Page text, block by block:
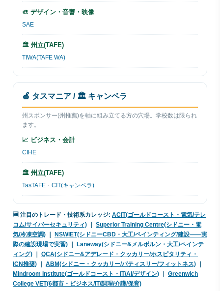
🎨 デザイン・音響・映像
SAE
🏛 州立(TAFE)
TIWA(TAFE WA)
🍎 タスマニア / 🏛 キャンベラ
州スポンサー(州推薦)を軸に組み立てる方の穴場。学校数は限られ
ます。
📈 ビジネス・会計
CIHE
🏛 州立(TAFE)
TasTAFE ・ CIT(キャンベラ)
🆕 注目のトレード・技術系カレッジ: ACIT(ゴールドコースト・電気/テレ
コム/サイバーセキュリティ)
Superior Training Centre(シドニー・電
気/冷凍空調)
NSWIET(シドニーCBD・大工/ペインティング/建設——実
際の建設現場で実習)
Laneway(シドニー&メルボルン・大工/ペインテ
ィング)
QCA(シドニー&アデレード・クッカリー/ホスピタリティ・
ICN推奨)
ABM(シドニー・クッカリー/パティスリー/フィットネス)
Mindroom Institute(ゴールドコースト・IT/AI/デザイン)
Greenwich
College VET(6都市・ビジネス/IT/調理/介護/保育)